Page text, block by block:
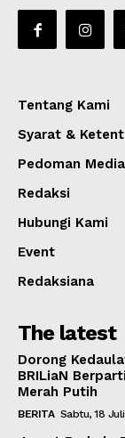
Tentang Kami
Syarat &
Pedoman
Redaksi
Hubungi Kami
Event
Redaksiana
The latest
Dorong
BRILiaN
Merah Putih
BERITA Sabtu, 18